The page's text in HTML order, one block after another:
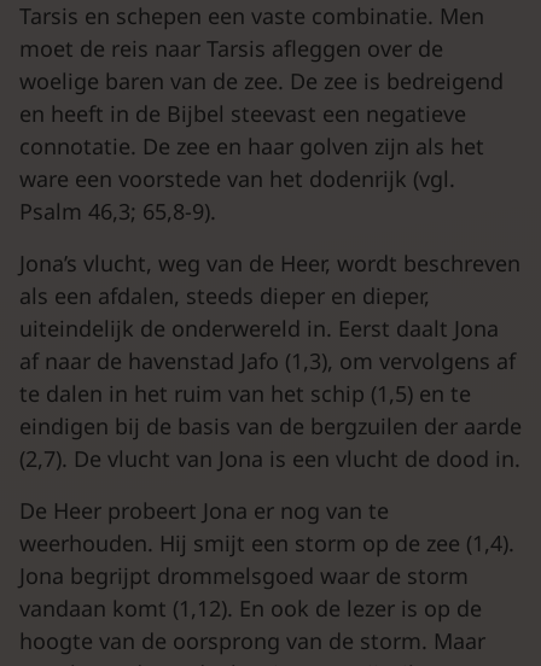
Tarsis en schepen een vaste combinatie. Men
moet de reis naar Tarsis afleggen over de
woelige baren van de zee. De zee is bedreigend
en heeft in de Bijbel steevast een negatieve
connotatie. De zee en haar golven zijn als het
ware een voorstede van het dodenrijk (vgl.
Psalm 46,3; 65,8-9).
Jona’s vlucht, weg van de Heer, wordt beschreven
als een afdalen, steeds dieper en dieper,
uiteindelijk de onderwereld in. Eerst daalt Jona
af naar de havenstad Jafo (1,3), om vervolgens af
te dalen in het ruim van het schip (1,5) en te
eindigen bij de basis van de bergzuilen der aarde
(2,7). De vlucht van Jona is een vlucht de dood in.
De Heer probeert Jona er nog van te
weerhouden. Hij smijt een storm op de zee (1,4).
Jona begrijpt drommelsgoed waar de storm
vandaan komt (1,12). En ook de lezer is op de
hoogte van de oorsprong van de storm. Maar